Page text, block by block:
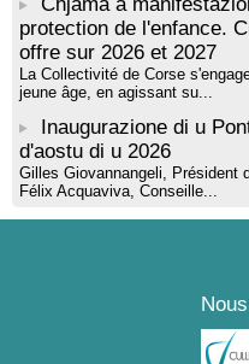
protection de l'enfance.
offre sur 2026 et 2027
La Collectivité de Corse
jeune âge, en agissant su...
Inaugurazione di u
d'aostu di u 2026
Gilles Giovannangeli, Président
Félix Acquaviva, Conseille...